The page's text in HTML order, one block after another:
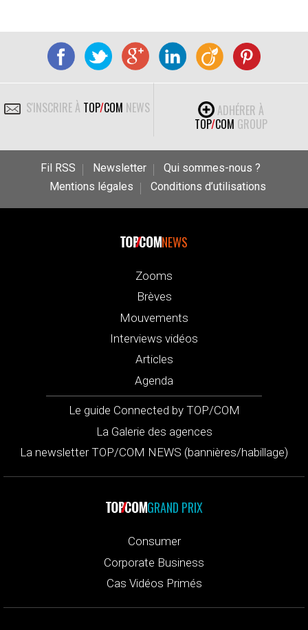
S'INSCRIRE À TOP/COM NEWS
ADHÉRER À
TOP/COM GROUP
Fil RSS Newsletter
Qui sommes-nous ?
Mentions légales
Conditions d’utilisations
NEWS
Zooms
Brèves
Mouvements
Interviews vidéos
Articles
Agenda
Le guide Connected by TOP/COM
La Galerie des agences
La newsletter TOP/COM NEWS (bannières/habillage)
GRAND PRIX
Consumer
Corporate Business
Cas Vidéos Primés